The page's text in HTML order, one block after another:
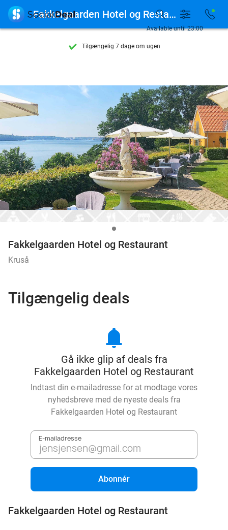
Se flere end 15.000 deals
Tilgængelig 7 dage om ugen
9,4 baseret på205.945 anmeldelser
Se flere end 15.000 deals
Tilgængelig 7 dage om ugen
10+ millioner medlemmer
Available until 23:00
 Fakkelgaarden Hotel og Restaurant
Fakkelgaarden Hotel og Restaurant
Kruså
Tilgængelig deals
notifications
Gå ikke glip af deals fra
Fakkelgaarden Hotel og Restaurant
Indtast din e-mailadresse for at modtage vores
nyhedsbreve med de nyeste deals fra
Fakkelgaarden Hotel og Restaurant
E-mailadresse
Abonnér
Fakkelgaarden Hotel og Restaurant